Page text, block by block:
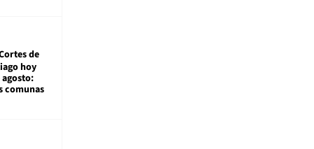
de
hoy
agosto:
comunas